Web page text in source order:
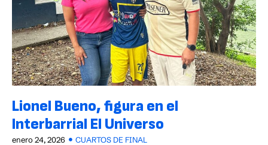
Lionel Bueno, figura en el
Interbarrial El Universo
enero 24, 2026 CUARTOS DE FINAL